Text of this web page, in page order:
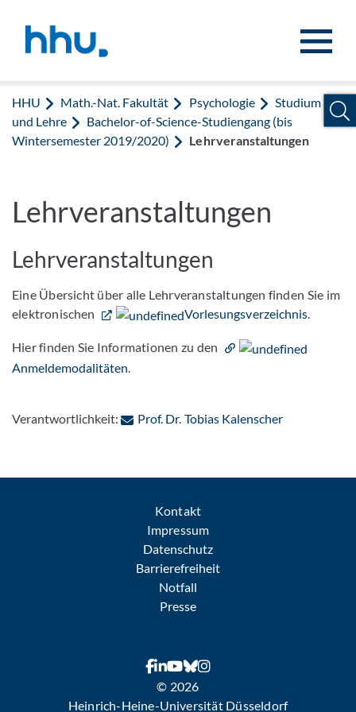
HHU Math.-Nat. Fakultät Psychologie
Studium
und Lehre
Bachelor-of-Science-Studiengang (bis
Wintersemester 2019/2020)
Lehrveranstaltungen
Lehrveranstaltungen
Lehrveranstaltungen
Eine Übersicht über alle Lehrveranstaltungen finden Sie im
elektronischen
Vorlesungsverzeichnis.
Hier finden Sie Informationen zu den
Anmeldemodalitäten.
Verantwortlichkeit: Prof. Dr. Tobias Kalenscher: Per E-Mail
Kontakt
Impressum
Datenschutz
Barrierefreiheit
Notfall
Presse
© 2026
Heinrich-Heine-Universität Düsseldorf